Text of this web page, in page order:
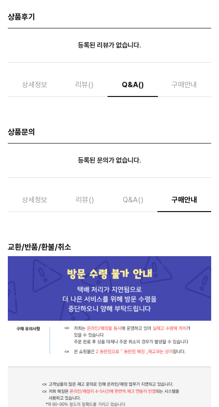
상품후기
등록된 리뷰가 없습니다.
상세정보 리뷰() Q&A() 구매안내
상품문의
등록된 문의가 없습니다.
상세정보 리뷰() Q&A() 구매안내
교환/반품/환불/취소